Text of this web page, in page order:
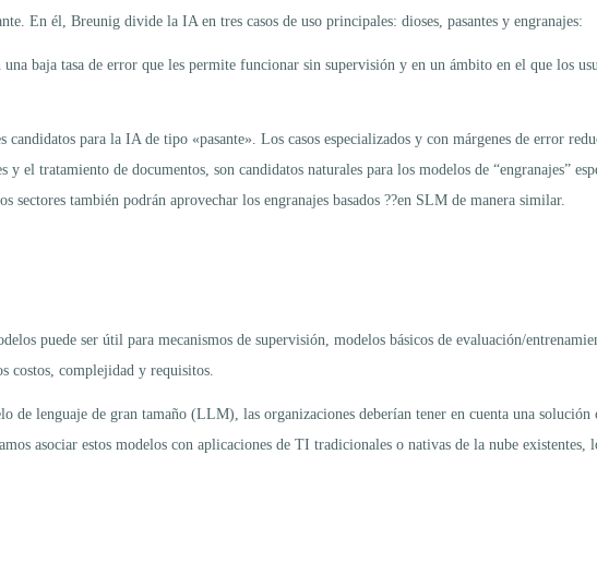
En él, Breunig divide la IA en tres casos de uso principales: dioses, pasantes y engranajes:
baja tasa de error que les permite funcionar sin supervisión y en un ámbito en el que los
para la IA de tipo «pasante». Los casos especializados y con márgenes de error
tratamiento de documentos, son candidatos naturales para los modelos de “engranajes”
también podrán aprovechar los engranajes basados ??en SLM de manera similar.
puede ser útil para mecanismos de supervisión, modelos básicos de evaluación/
costos, complejidad y requisitos.
lenguaje de gran tamaño (LLM), las organizaciones deberían tener en cuenta una solución
asociar estos modelos con aplicaciones de TI tradicionales o nativas de la nube